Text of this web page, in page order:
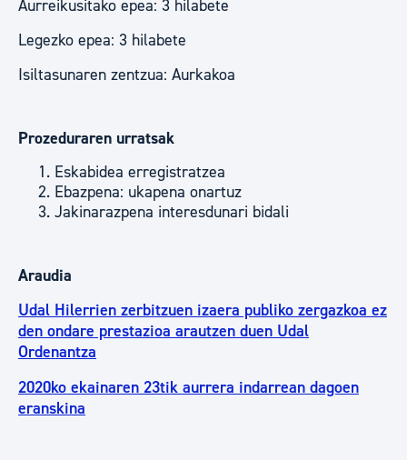
Aurreikusitako epea: 3 hilabete
Legezko epea: 3 hilabete
Isiltasunaren zentzua: Aurkakoa
Prozeduraren urratsak
Eskabidea erregistratzea
Ebazpena: ukapena onartuz
Jakinarazpena interesdunari bidali
Araudia
Udal Hilerrien zerbitzuen izaera publiko zergazkoa ez
den ondare prestazioa arautzen duen Udal
Ordenantza
2020ko ekainaren 23tik aurrera indarrean dagoen
eranskina